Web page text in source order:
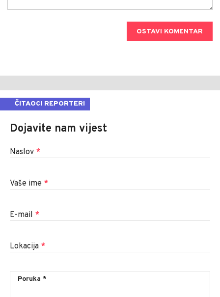
OSTAVI KOMENTAR
ČITAOCI REPORTERI
Dojavite nam vijest
Naslov *
Vaše ime *
E-mail *
Lokacija *